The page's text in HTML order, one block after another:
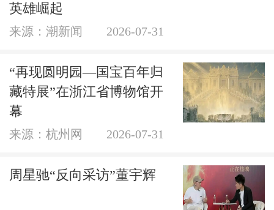
英雄崛起
来源：潮新闻 2026-07-31
“再现圆明园—国宝百年归
藏特展”在浙江省博物馆开
幕
来源：杭州网 2026-07-31
周星驰“反向采访”董宇辉